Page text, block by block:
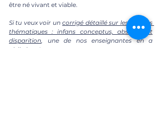
être né vivant et viable.
Si tu veux voir un corrigé détaillé sur les mêmes
thématiques : infans conceptus, absence et
disparition, une de nos enseignantes en a
rédigé un !